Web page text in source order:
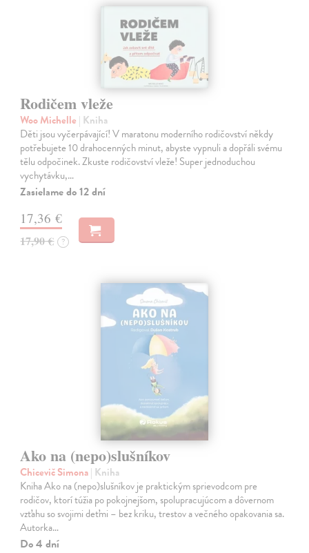
Rodičem vleže
Woo Michelle | Kniha
Děti jsou vyčerpávající! V maratonu moderního rodičovství někdy
potřebujete 10 drahocenných minut, abyste vypnuli a dopřáli svému
tělu odpočinek. Zkuste rodičovství vleže! Super jednoduchou
vychytávku,…
Zasielame do 12 dní
17,36 €
17,90 € ?
Ako na (nepo)slušníkov
Chicevič Simona| Kniha
Kniha Ako na (nepo)slušníkov je praktickým sprievodcom pre
rodičov, ktorí túžia po pokojnejšom, spolupracujúcom a dôvernom
vzťahu so svojimi deťmi – bez kriku, trestov a večného opakovania sa.
Autorka…
Do 4 dní